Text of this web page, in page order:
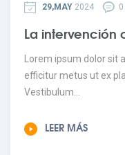
29,MAY 2024
La intervención
Lorem ipsum dolor sit
efficitur metus ut ex
Vestibulum...
LEER MÁS